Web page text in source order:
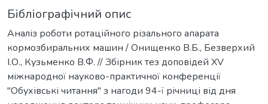
Бібліографічний опис
Аналіз роботи ротаційного різального апарата
кормозбиральних машин / Онищенко В.Б., Безверхий
І.О., Кузьменко В.Ф. // Збірник тез доповідей XV
міжнародної науково-практичної конференції
"Обухівські читання" з нагоди 94-ї річниці від дня